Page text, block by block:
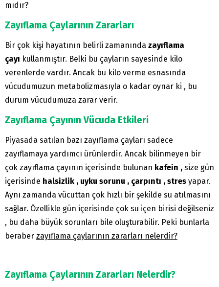
mıdır?
Zayıflama Çaylarının Zararları
Bir çok kişi hayatının belirli zamanında zayıflama
çayı kullanmıştır. Belki bu çayların sayesinde kilo
verenlerde vardır. Ancak bu kilo verme esnasında
vücudumuzun metabolizmasıyla o kadar oynar ki , bu
durum vücudumuza zarar verir.
Zayıflama Çayının Vücuda Etkileri
Piyasada satılan bazı zayıflama çayları sadece
zayıflamaya yardımcı ürünlerdir. Ancak bilinmeyen bir
çok zayıflama çayının içerisinde bulunan kafein , size gün
içerisinde halsizlik , uyku sorunu , çarpıntı , stres yapar.
Aynı zamanda vücuttan çok hızlı bir şekilde su atılmasını
sağlar. Özellikle gün içerisinde çok su içen birisi değilseniz
, bu daha büyük sorunları bile oluşturabilir. Peki bunlarla
beraber zayıflama çaylarının zararları nelerdir?
Zayıflama Çaylarının Zararları Nelerdir?